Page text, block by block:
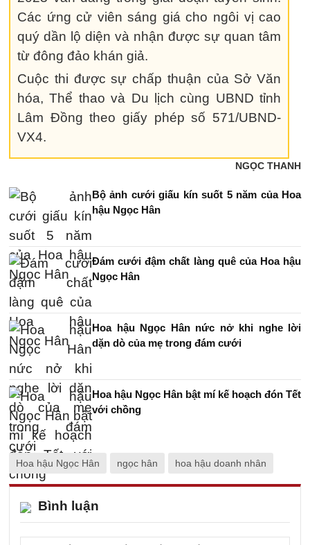
Các ứng cử viên sáng giá cho ngôi vị cao
quý dần lộ diện và nhận được sự quan tâm
từ đông đảo khán giả.
Cuộc thi được sự chấp thuận của Sở Văn
hóa, Thể thao và Du lịch cùng UBND tỉnh
Lâm Đồng theo giấy phép số 571/UBND-
VX4.
NGỌC THANH
Bộ ảnh cưới giấu kín suốt 5 năm của Hoa
hậu Ngọc Hân
Đám cưới đậm chất làng quê của Hoa hậu
Ngọc Hân
Hoa hậu Ngọc Hân nức nở khi nghe lời
dặn dò của mẹ trong đám cưới
Hoa hậu Ngọc Hân bật mí kế hoạch đón Tết
với chồng
Hoa hậu Ngọc Hân ngọc hân hoa hậu doanh nhân
Bình luận